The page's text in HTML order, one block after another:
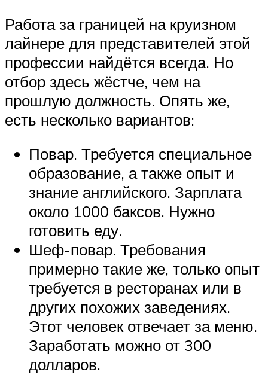
Работа за границей на круизном
лайнере для представителей этой
профессии найдётся всегда. Но
отбор здесь жёстче, чем на
прошлую должность. Опять же,
есть несколько вариантов:
Повар. Требуется специальное
образование, а также опыт и
знание английского. Зарплата
около 1000 баксов. Нужно
готовить еду.
Шеф-повар. Требования
примерно такие же, только опыт
требуется в ресторанах или в
других похожих заведениях.
Этот человек отвечает за меню.
Заработать можно от 300
долларов.